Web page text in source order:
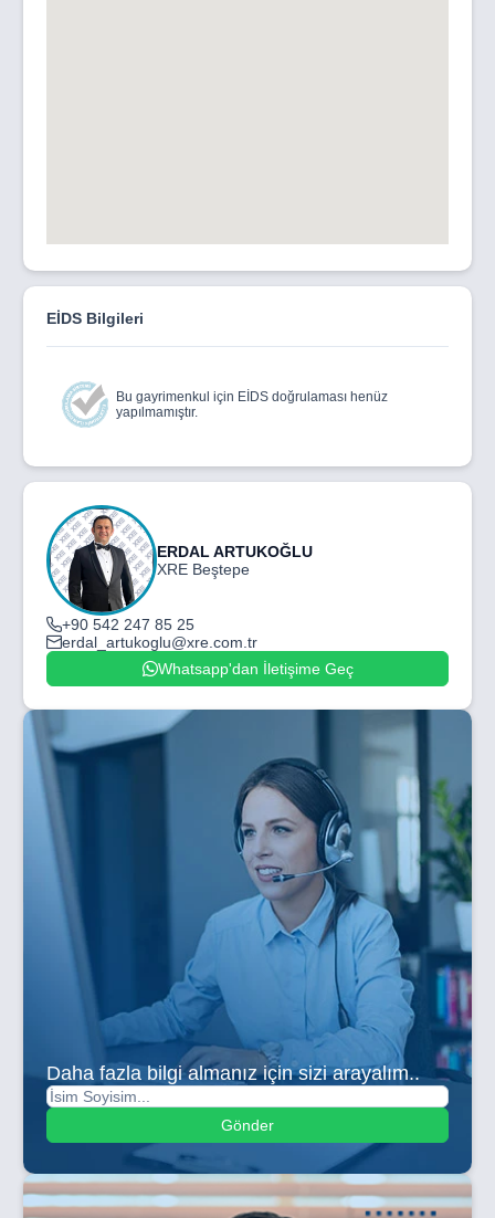
Her iki konut tipi de modern yaşamın gereksinimlerini
peyzaj alanı gibi imkanları da barındırıyor.
EİDS Bilgileri
Bu gayrimenkul için EİDS doğrulaması henüz
yapılmamıştır.
ERDAL ARTUKOĞLU
XRE Beştepe
+90 542 247 85 25
erdal_artukoglu@xre.com.tr
Whatsapp'dan İletişime Geç
Daha fazla bilgi almanız için sizi arayalım..
Gönder